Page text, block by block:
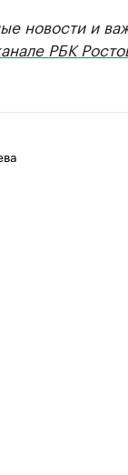
новости и
РБК